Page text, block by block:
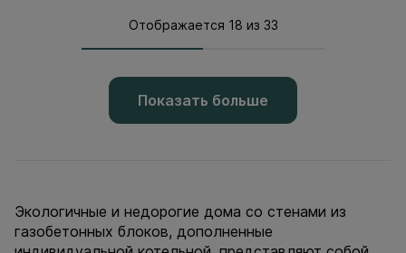
Отображается 18 из 33
Показать больше
Экологичные и недорогие дома со стенами из
газобетонных блоков, дополненные